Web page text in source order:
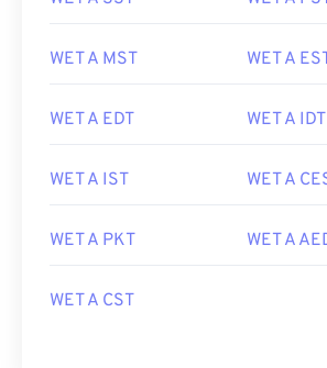
WET A MST WET A
WET A EDT WET A IDT
WET A IST WET A
WET A PKT WET A
WET A CST